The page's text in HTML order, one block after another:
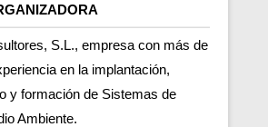
S.L., empresa con más de
en la implantación,
y formación de Sistemas de
Ambiente.